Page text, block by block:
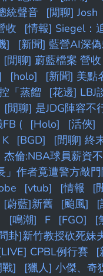
統聲音
[閒聊] Josh
收
[情報] Siegel：
]
[新聞] 藍營AI深
[閒聊] 蔚藍檔案 營
[holo]
[新聞] 美點
「蒸餾
[花邊] LBJ
[閒聊] 是JDG陣容不
( [Holo] [活俠]
K [BGD]
[閒聊] 終
杰倫:NBA球員薪資
」作者竟遭警方敲
[vtub] [情報
[
[蔚藍]新舊 [颱風]
[鳴潮] F [FGO] [
卦]新竹教授砍死妹
CPBL例行賽 [
]
[獵人] 小傑、奇